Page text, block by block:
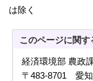
は除く
このページに関す
経済環境部 農政
〒483-8701 愛